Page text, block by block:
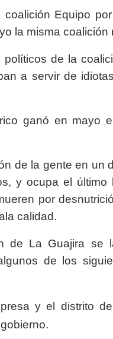
Equipo
la misma
de la
a servir de
ganó en mayo
de la gente en un
y ocupa el
por
calidad.
de La Guajira se
de los
y el distrito